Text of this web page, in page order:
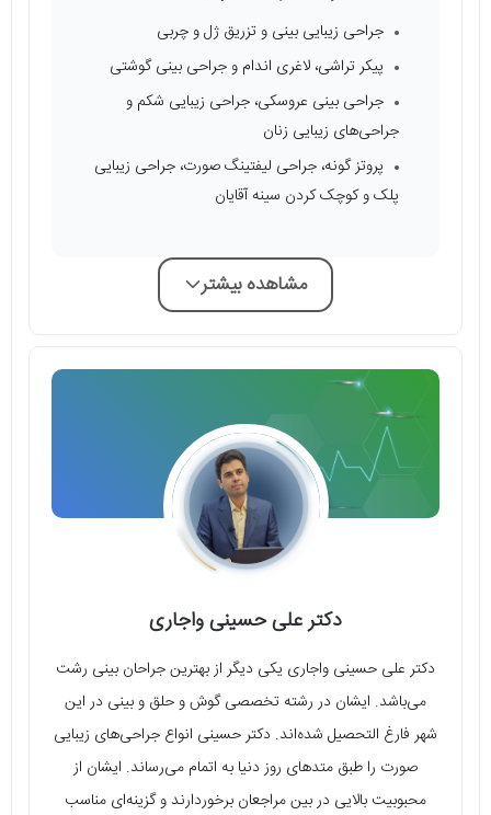
جراحی زیبایی بینی و تزریق ژل و چربی
پیکر تراشی، لاغری اندام و جراحی بینی گوشتی
جراحی بینی عروسکی، جراحی زیبایی شکم و
جراحی‌های زیبایی زنان
پروتز گونه، جراحی لیفتینگ صورت، جراحی زیبایی
پلک و کوچک کردن سینه آقایان
مشاهده بیشتر
دکتر علی حسینی واجاری
دکتر علی حسینی واجاری یکی دیگر از بهترین جراحان بینی رشت
می‌باشد. ایشان در رشته تخصصی گوش و حلق و بینی در این
شهر فارغ التحصیل شده‌اند. دکتر حسینی انواع جراحی‌های زیبایی
صورت را طبق متدهای روز دنیا به اتمام می‌رساند. ایشان از
محبوبیت بالایی در بین مراجعان برخوردارند و گزینه‌ای مناسب